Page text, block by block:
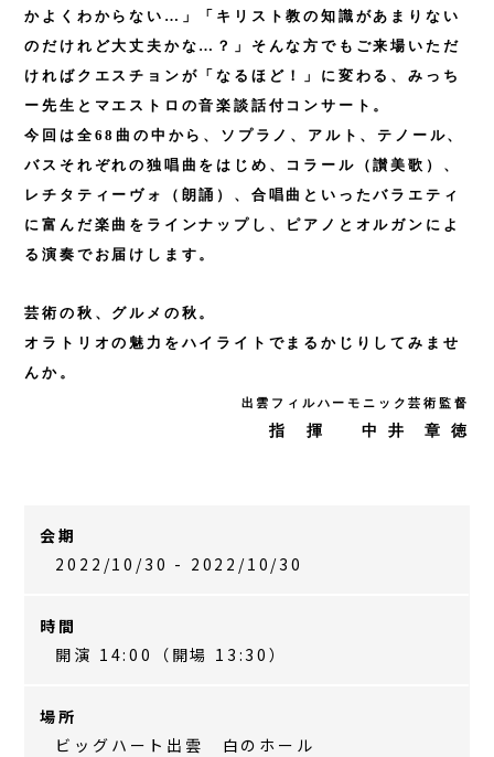
かよくわからない…」「キリスト教の知識があまりない
のだけれど大丈夫かな…？」そんな方でもご来場いただ
ければクエスチョンが「なるほど！」に変わる、みっち
ー先生とマエストロの音楽談話付コンサート。
今回は全68曲の中から、ソプラノ、アルト、テノール、
バスそれぞれの独唱曲をはじめ、コラール（讃美歌）、
レチタティーヴォ（朗誦）、合唱曲といったバラエティ
に富んだ楽曲をラインナップし、ピアノとオルガンによ
る演奏でお届けします。
芸術の秋、グルメの秋。
オラトリオの魅力をハイライトでまるかじりしてみませ
んか。
出雲フィルハーモニック芸術監督
指 揮 中 井 章 徳
会期
2022/10/30 - 2022/10/30
時間
開演 14:00（開場 13:30）
場所
ビッグハート出雲 白のホール